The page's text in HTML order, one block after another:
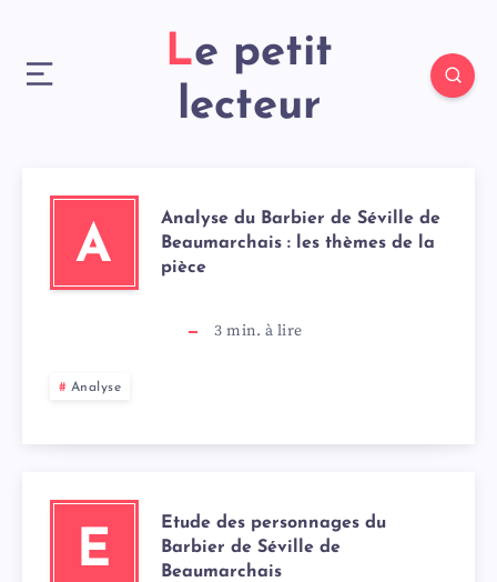
Le petit
lecteur
A
Analyse du Barbier de Séville de
Beaumarchais : les thèmes de la
pièce
3 min. à lire
Analyse
E
Etude des personnages du
Barbier de Séville de
Beaumarchais